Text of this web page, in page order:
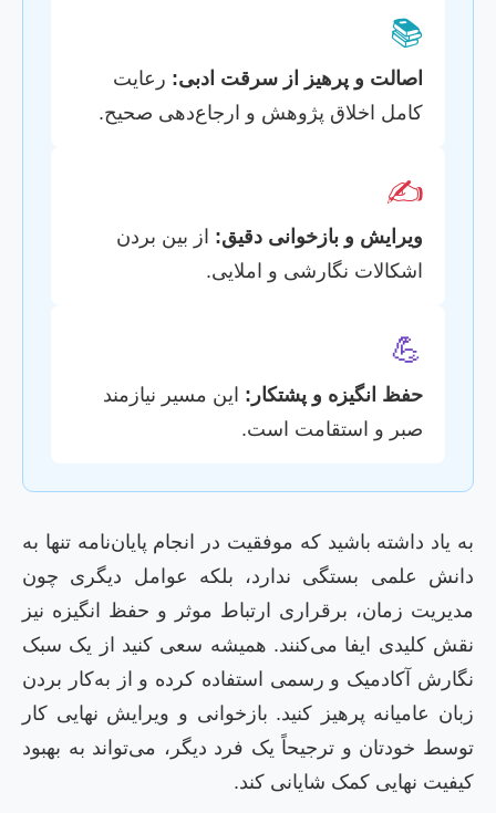
📚
اصالت و پرهیز از سرقت ادبی: رعایت
کامل اخلاق پژوهش و ارجاع‌دهی صحیح.
✍️
ویرایش و بازخوانی دقیق: از بین بردن
اشکالات نگارشی و املایی.
💪
حفظ انگیزه و پشتکار: این مسیر نیازمند
صبر و استقامت است.
به یاد داشته باشید که موفقیت در انجام پایان‌نامه تنها به
دانش علمی بستگی ندارد، بلکه عوامل دیگری چون
مدیریت زمان، برقراری ارتباط موثر و حفظ انگیزه نیز
نقش کلیدی ایفا می‌کنند. همیشه سعی کنید از یک سبک
نگارش آکادمیک و رسمی استفاده کرده و از به‌کار بردن
زبان عامیانه پرهیز کنید. بازخوانی و ویرایش نهایی کار
توسط خودتان و ترجیحاً یک فرد دیگر، می‌تواند به بهبود
کیفیت نهایی کمک شایانی کند.